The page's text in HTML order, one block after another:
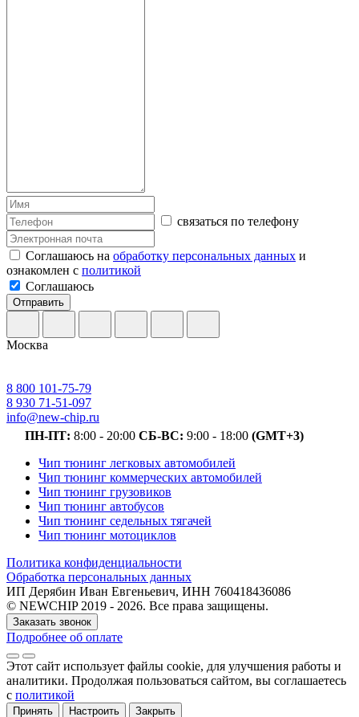
связаться по телефону
Соглашаюсь на обработку персональных данных и
ознакомлен с политикой
Соглашаюсь
Отправить
Москва
8 800 101-75-79
8 930 71-51-097
info@new-chip.ru
ПН-ПТ: 8:00 - 20:00 СБ-ВС: 9:00 - 18:00 (GMT+3)
Чип тюнинг легковых автомобилей
Чип тюнинг коммерческих автомобилей
Чип тюнинг грузовиков
Чип тюнинг автобусов
Чип тюнинг седельных тягачей
Чип тюнинг мотоциклов
Политика конфиденциальности
Обработка персональных данных
ИП Дерябин Иван Евгеньевич, ИНН 760418436086
© NEWCHIP 2019 - 2026. Все права защищены.
Заказать звонок
Подробнее об оплате
Этот сайт использует файлы cookie, для улучшения работы и
аналитики. Продолжая пользоваться сайтом, вы соглашаетесь
с политикой
Принять Настроить Закрыть